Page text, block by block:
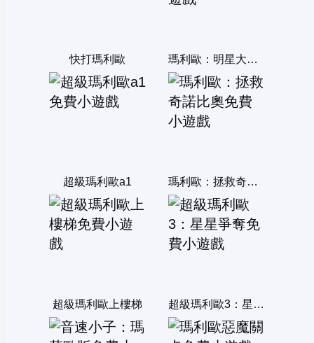
快打瑪利歐 瑪利歐：明星大亂鬥2
超級瑪利歐a1 瑪利歐：拯救奇諾比奧
超級瑪利歐上樓梯 超級瑪利歐3：星星爭奪